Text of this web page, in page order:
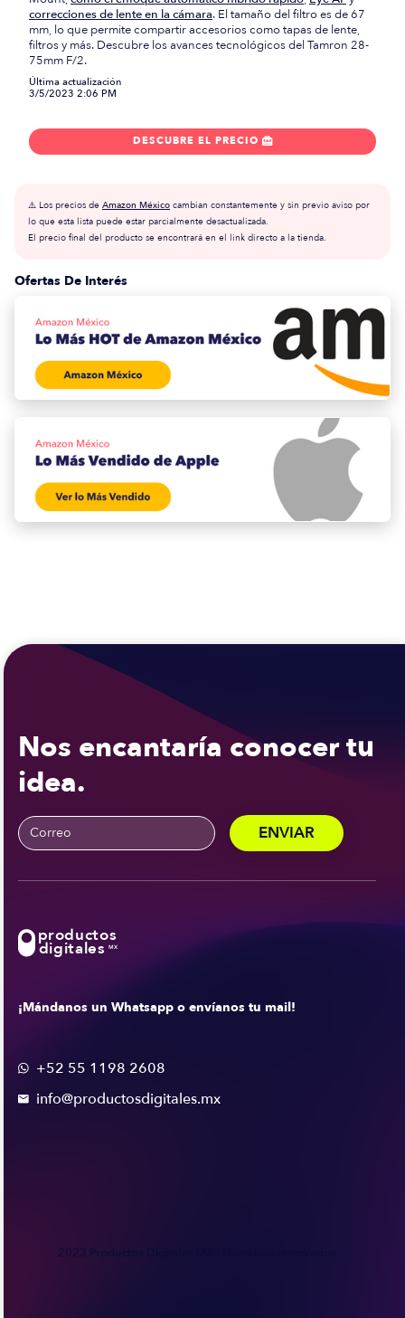
correcciones de lente en la cámara. El tamaño del filtro es de 67
mm, lo que permite compartir accesorios como tapas de lente,
filtros y más. Descubre los avances tecnológicos del Tamron 28-
75mm F/2.
Última actualización
3/5/2023 2:06 PM
DESCUBRE EL PRECIO 
⚠️ Los precios de Amazon México cambian constantemente y sin previo aviso por
lo que esta lista puede estar parcialmente desactualizada.
El precio final del producto se encontrará en el link directo a la tienda.
Ofertas De Interés
Nos encantaría conocer tu
idea.
productos
digitales MX
¡Mándanos un Whatsapp o envíanos tu mail!
 +52 55 1198 2608
 info@productosdigitales.mx
2023 Productos Digitales MX | Derechos reservados